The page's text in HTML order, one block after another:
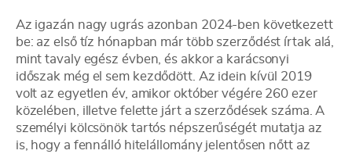
Az igazán nagy ugrás azonban 2024-ben következett
be: az első tíz hónapban már több szerződést írtak alá,
mint tavaly egész évben, és akkor a karácsonyi
időszak még el sem kezdődött. Az idein kívül 2019
volt az egyetlen év, amikor október végére 260 ezer
közelében, illetve felette járt a szerződések száma. A
személyi kölcsönök tartós népszerűségét mutatja az
is, hogy a fennálló hitelállomány jelentősen nőtt az